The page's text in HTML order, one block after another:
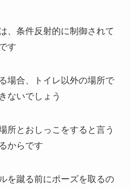
、条件反射的に制御されて
す
場合、トイレ以外の場所で
ないでしょう
所とおしっこをすると言う
からです
を蹴る前にポーズを取るの